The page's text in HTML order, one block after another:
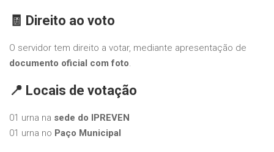
🧾 Direito ao voto
O servidor tem direito a votar, mediante apresentação de
documento oficial com foto.
📍 Locais de votação
01 urna na sede do IPREVEN
01 urna no Paço Municipal